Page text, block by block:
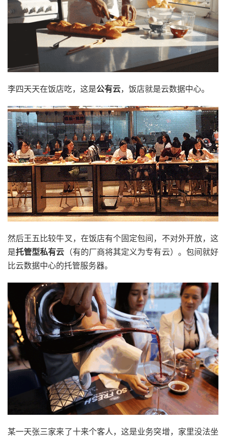
李四天天在饭店吃，这是公有云，饭店就是云数据中心。
然后王五比较牛叉，在饭店有个固定包间，不对外开放，这
是托管型私有云 （有的厂商将其定义为专有云）。包间就好
比云数据中心的托管服务器。
某一天张三家来了十来个客人，这是业务突增，家里没法坐